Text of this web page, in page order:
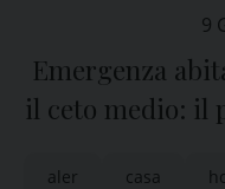
9
Emergenza
il ceto medio: il
aler casa